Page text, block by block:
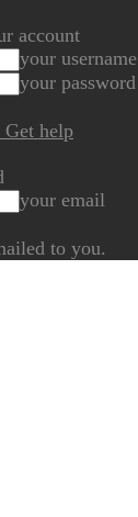
account
your username
your password
Get help
your email
to you.